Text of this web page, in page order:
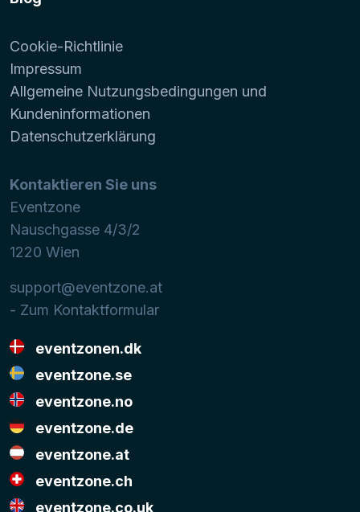
Cookie-Richtlinie
Impressum
Allgemeine Nutzungsbedingungen und
Kundeninformationen
Datenschutzerklärung
Kontaktieren Sie uns
Eventzone
Nauschgasse 4/3/2
1220 Wien
support@eventzone.at
- Zum Kontaktformular
eventzonen.dk
eventzone.se
eventzone.no
eventzone.de
eventzone.at
eventzone.ch
eventzone.co.uk